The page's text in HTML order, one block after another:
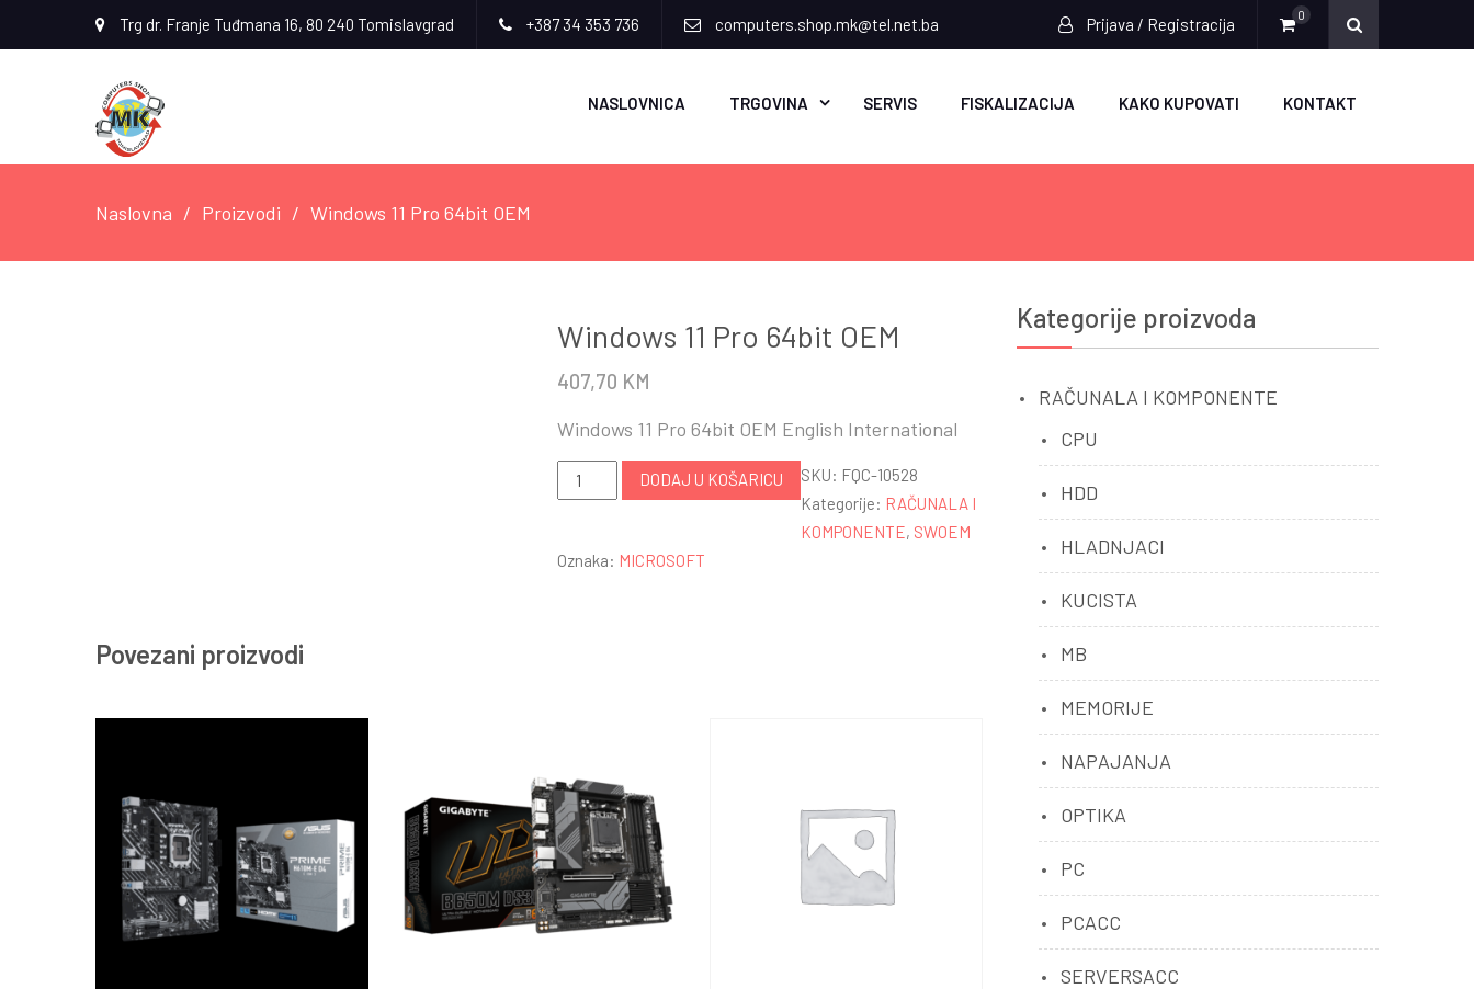
Trg dr. Franje Tuđmana 16, 80 240 Tomislavgrad +387 34 353 736 computers.shop.mk@tel.net.ba Prijava / Registracija 0
NASLOVNICA TRGOVINA SERVIS FISKALIZACIJA KAKO KUPOVATI KONTAKT
Naslovna Proizvodi Windows 11 Pro 64bit OEM
Windows 11 Pro 64bit OEM
407,70 KM
Windows 11 Pro 64bit OEM English International
Windows
11
64bit
DODAJ U KOŠARICU SKU: FQC-10528
Kategorije: RAČUNALA I
KOMPONENTE, SWOEM
Oznaka: MICROSOFT
Povezani proizvodi
Kategorije proizvoda
RAČUNALA I KOMPONENTE
CPU
HDD
HLADNJACI
KUCISTA
MB
MEMORIJE
NAPAJANJA
OPTIKA
PC
PCACC
SERVERSACC